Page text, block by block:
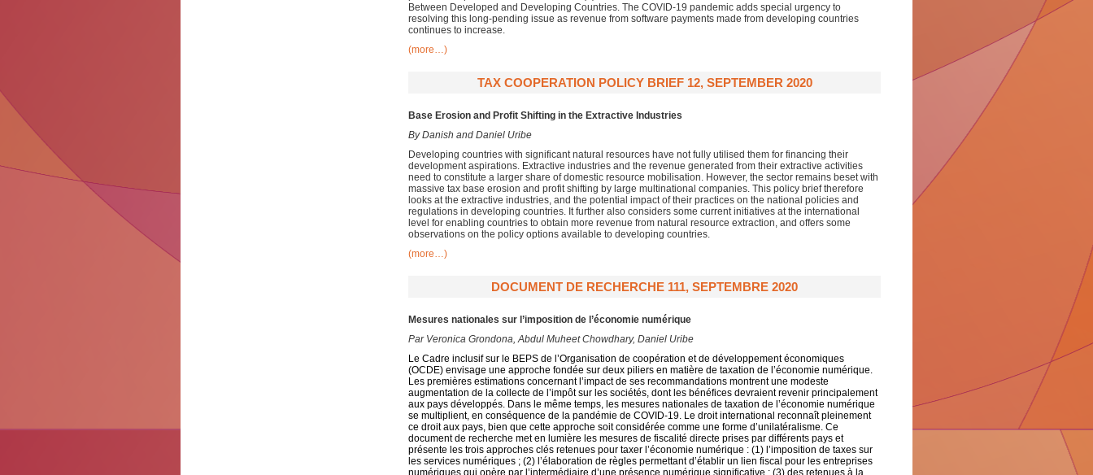
Between Developed and Developing Countries. The COVID-19 pandemic adds special urgency to
resolving this long-pending issue as revenue from software payments made from developing countries
continues to increase.
(more…)
TAX COOPERATION POLICY BRIEF 12, SEPTEMBER 2020
Base Erosion and Profit Shifting in the Extractive Industries
By Danish and Daniel Uribe
Developing countries with significant natural resources have not fully utilised them for financing their
development aspirations. Extractive industries and the revenue generated from their extractive activities
need to constitute a larger share of domestic resource mobilisation. However, the sector remains beset with
massive tax base erosion and profit shifting by large multinational companies. This policy brief therefore
looks at the extractive industries, and the potential impact of their practices on the national policies and
regulations in developing countries. It further also considers some current initiatives at the international
level for enabling countries to obtain more revenue from natural resource extraction, and offers some
observations on the policy options available to developing countries.
(more…)
DOCUMENT DE RECHERCHE 111, SEPTEMBRE 2020
Mesures nationales sur l’imposition de l’économie numérique
Par Veronica Grondona, Abdul Muheet Chowdhary, Daniel Uribe
Le Cadre inclusif sur le BEPS de l’Organisation de coopération et de développement économiques
(OCDE) envisage une approche fondée sur deux piliers en matière de taxation de l’économie numérique.
Les premières estimations concernant l’impact de ses recommandations montrent une modeste
augmentation de la collecte de l’impôt sur les sociétés, dont les bénéfices devraient revenir principalement
aux pays développés. Dans le même temps, les mesures nationales de taxation de l’économie numérique
se multiplient, en conséquence de la pandémie de COVID-19. Le droit international reconnaît pleinement
ce droit aux pays, bien que cette approche soit considérée comme une forme d’unilatéralisme. Ce
document de recherche met en lumière les mesures de fiscalité directe prises par différents pays et
présente les trois approches clés retenues pour taxer l’économie numérique : (1) l’imposition de taxes sur
les services numériques ; (2) l’élaboration de règles permettant d’établir un lien fiscal pour les entreprises
numériques qui opère par l’intermédiaire d’une présence numérique significative ; (3) des retenues à la